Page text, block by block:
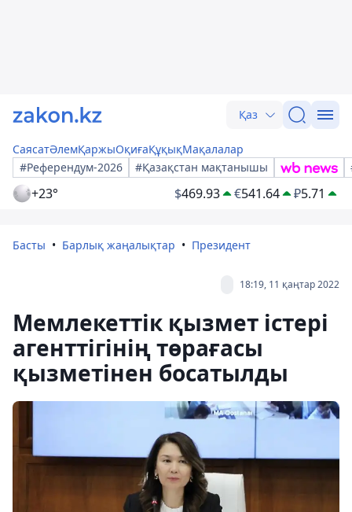
Қаз
СаясатӘлемҚаржыОқиғаҚұқықМақалалар
#Референдум-2026
#Қазақстан мақтанышы
+23° $469.93 €541.64 ₽5.71
Басты Барлық жаңалықтар Президент
18:19, 11 қаңтар 2022
Мемлекеттік қызмет істері
агенттігінің төрағасы
қызметінен босатылды